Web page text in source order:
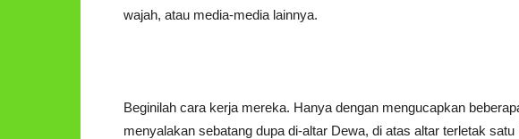
wajah, atau media-media lainnya.
Beginilah cara kerja mereka. Hanya dengan mengucapkan
menyalakan sebatang dupa di-altar Dewa, di atas altar terletak